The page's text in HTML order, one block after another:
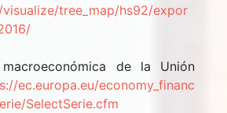
tree_map/hs92/expor
macroeconómica de la Unión
ec.europa.eu/economy_financ
SelectSerie.cfm